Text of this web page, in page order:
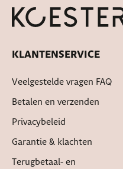
KLANTENSERVICE
Veelgestelde vragen FAQ
Betalen en verzenden
Privacybeleid
Garantie & klachten
Terugbetaal- en